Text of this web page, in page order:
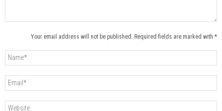
Your email address will not be published. Required fields are marked with *